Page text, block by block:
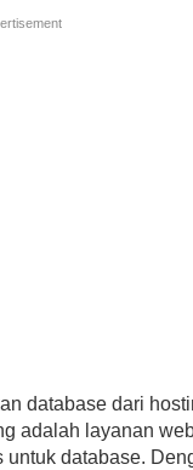
database dari
adalah layanan
database.